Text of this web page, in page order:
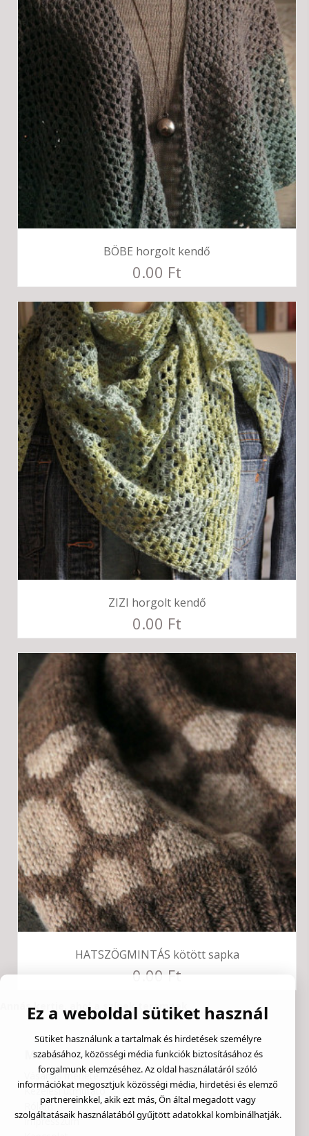
BÖBE horgolt kendő
0.00 Ft
ZIZI horgolt kendő
0.00 Ft
HATSZÖGMINTÁS kötött sapka
0.00 Ft
Annás kertje, ahol a színek teremnek
Menü
Vásárlás menete
Kezelési útmutató
Rólam
Impresszum
Ez a weboldal sütiket használ
Sütiket használunk a tartalmak és hirdetések személyre
szabásához, közösségi média funkciók biztosításához és
forgalmunk elemzéséhez. Az oldal használatáról szóló
információkat megosztjuk közösségi média, hirdetési és elemző
partnereinkkel, akik ezt más, Ön által megadott vagy
szolgáltatásaik használatából gyűjtött adatokkal kombinálhatják.